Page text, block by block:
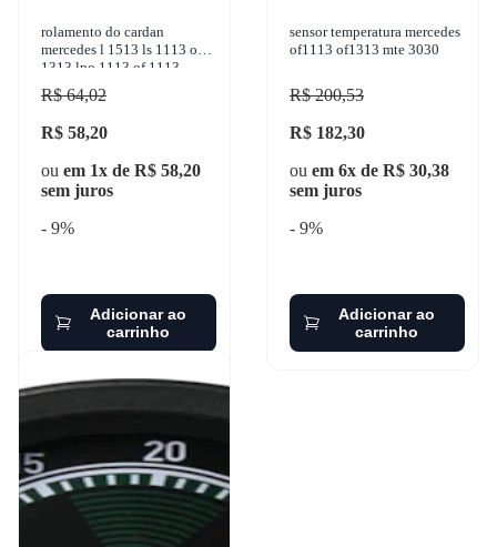
rolamento do cardan
mercedes l 1513 ls 1113 oh
1313 lpo 1113 of 1113
1960-2001 vetor - v6208
R$ 64,02
R$ 58,20
ou em 1x de R$ 58,20
sem juros
- 9%
Adicionar ao
carrinho
sensor temperatura mercedes
of1113 of1313 mte 3030
R$ 200,53
R$ 182,30
ou em 6x de R$ 30,38
sem juros
- 9%
Adicionar ao
carrinho